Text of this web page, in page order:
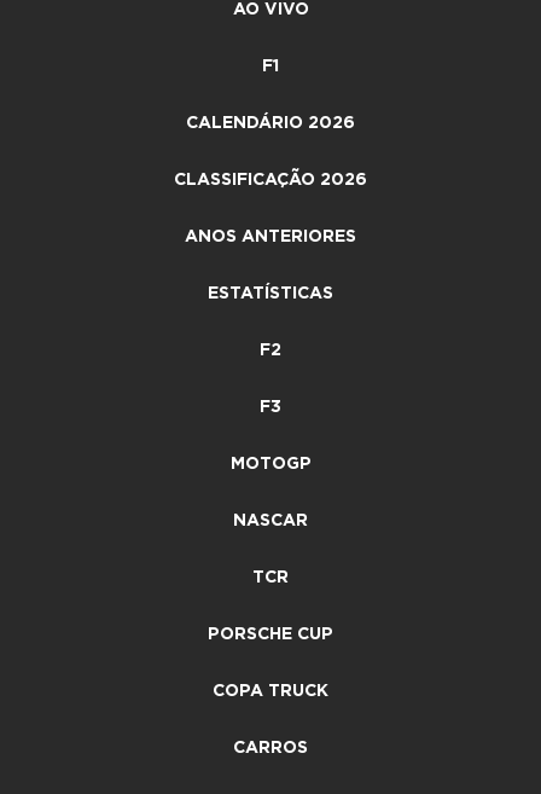
AO VIVO
F1
CALENDÁRIO 2026
CLASSIFICAÇÃO 2026
ANOS ANTERIORES
ESTATÍSTICAS
F2
F3
MOTOGP
NASCAR
TCR
PORSCHE CUP
COPA TRUCK
CARROS